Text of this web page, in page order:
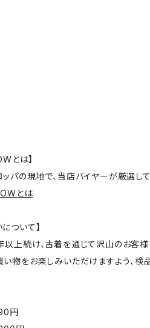
とは】
パの現地で、当店バイヤーが厳選し
とは
ついて】
以上続け、古着を通じて沢山のお客様
物をお楽しみいただけますよう、検
円